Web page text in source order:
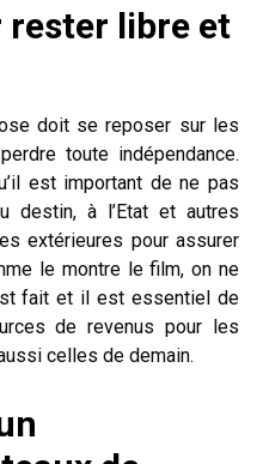
libre et
doit se reposer sur les
toute indépendance.
est important de ne pas
destin, à l’Etat et autres
extérieures pour assurer
le montre le film, on ne
fait et il est essentiel de
de revenus pour les
celles de demain.